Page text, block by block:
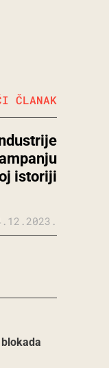
istoriji
ČLANAK